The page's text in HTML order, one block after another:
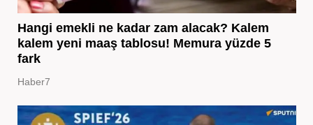
Hangi emekli ne kadar zam alacak? Kalem
kalem yeni maaş tablosu! Memura yüzde 5
fark
Haber7